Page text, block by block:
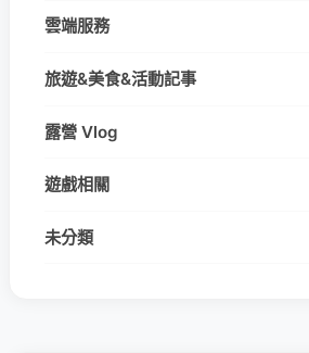
雲端服務
旅遊&美食&活動記事
露營 Vlog
遊戲相關
未分類